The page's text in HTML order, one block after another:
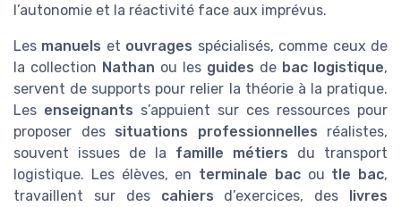
l’autonomie et la réactivité face aux imprévus.
Les manuels et ouvrages spécialisés, comme ceux de
la collection Nathan ou les guides de bac logistique,
servent de supports pour relier la théorie à la pratique.
Les enseignants s’appuient sur ces ressources pour
proposer des situations professionnelles réalistes,
souvent issues de la famille métiers du transport
logistique. Les élèves, en terminale bacou tle bac,
travaillent sur des cahiers d’exercices, des livres